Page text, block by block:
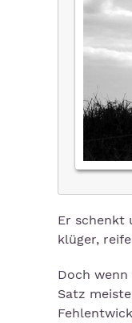
Er schenkt
klüger,
Doch
Satz